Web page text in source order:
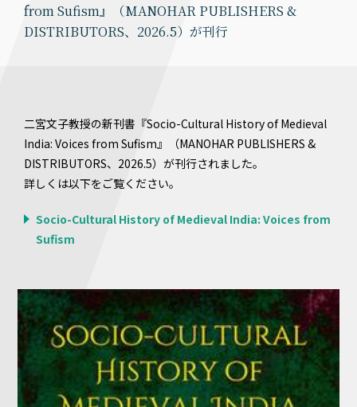
from Sufism』（MANOHAR PUBLISHERS &
DISTRIBUTORS、2026.5）が刊行
二宮文子教授の新刊書『Socio-Cultural History of Medieval
India: Voices from Sufism』（MANOHAR PUBLISHERS &
DISTRIBUTORS、2026.5）が刊行されました。
詳しくは以下をご覧ください。
Socio-Cultural History of Medieval India: Voices from
Sufism